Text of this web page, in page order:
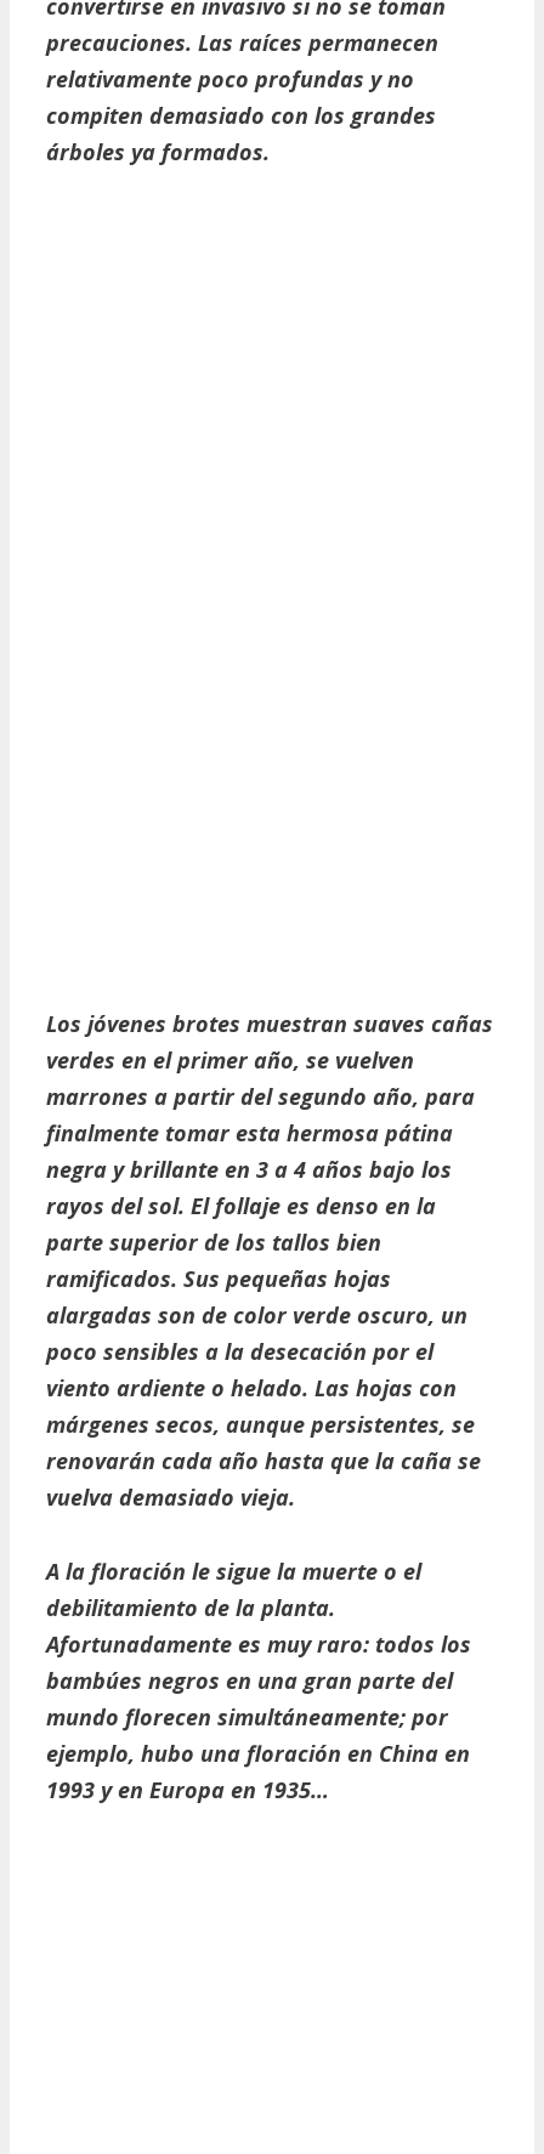
precauciones. Las raíces permanecen
relativamente poco profundas y no
compiten demasiado con los grandes
árboles ya formados.
Los jóvenes brotes muestran suaves cañas
verdes en el primer año, se vuelven
marrones a partir del segundo año, para
finalmente tomar esta hermosa pátina
negra y brillante en 3 a 4 años bajo los
rayos del sol. El follaje es denso en la
parte superior de los tallos bien
ramificados. Sus pequeñas hojas
alargadas son de color verde oscuro, un
poco sensibles a la desecación por el
viento ardiente o helado. Las hojas con
márgenes secos, aunque persistentes, se
renovarán cada año hasta que la caña se
vuelva demasiado vieja.
A la floración le sigue la muerte o el
debilitamiento de la planta.
Afortunadamente es muy raro: todos los
bambúes negros en una gran parte del
mundo florecen simultáneamente; por
ejemplo, hubo una floración en China en
1993 y en Europa en 1935…